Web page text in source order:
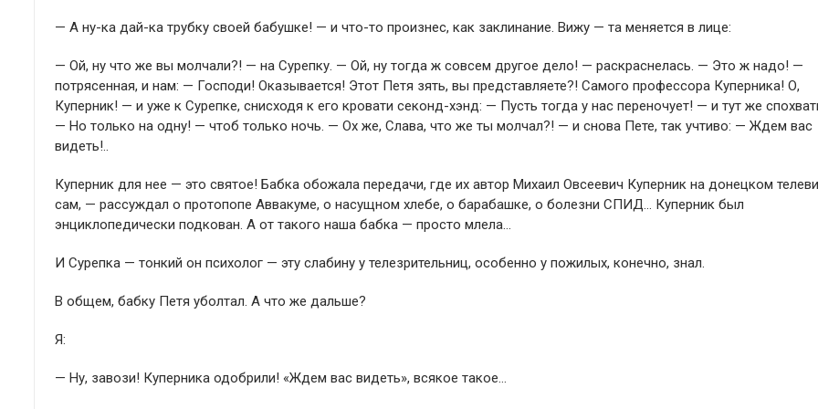
— А ну-ка дай-ка трубку своей бабушке! — и что-то произнес, как заклинание. Вижу — та меняется в лице:
— Ой, ну что же вы молчали?! — на Сурепку. — Ой, ну тогда ж совсем другое дело! — раскраснелась. — Это ж надо! —
потрясенная, и нам: — Господи! Оказывается! Этот Петя зять, вы представляете?! Самого профессора Куперника! О,
Куперник! — и уже к Сурепке, снисходя к его кровати секонд-хэнд: — Пусть тогда у нас переночует! — и тут же
— Но только на одну! — чтоб только ночь. — Ох же, Слава, что же ты молчал?! — и снова Пете, так учтиво: — Ждем вас
видеть!..
Куперник для нее — это святое! Бабка обожала передачи, где их автор Михаил Овсеевич Куперник на донецком
сам, — рассуждал о протопопе Аввакуме, о насущном хлебе, о барабашке, о болезни СПИД… Куперник был
энциклопедически подкован. А от такого наша бабка — просто млела…
И Сурепка — тонкий он психолог — эту слабину у телезрительниц, особенно у пожилых, конечно, знал.
В общем, бабку Петя уболтал. А что же дальше?
Я:
— Ну, завози! Куперника одобрили! «Ждем вас видеть», всякое такое…